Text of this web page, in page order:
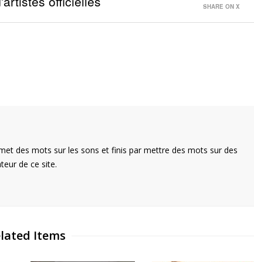
SHARE ON X
des mots sur les sons et finis par mettre des mots sur des
de ce site.
Items